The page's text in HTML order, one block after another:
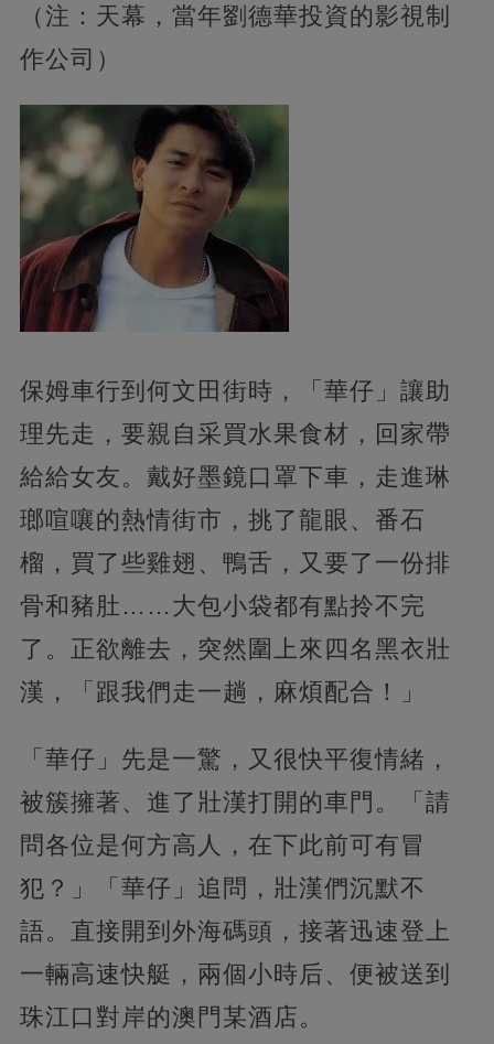
（注：天幕，當年劉德華投資的影視制
作公司）
保姆車行到何文田街時，「華仔」讓助
理先走，要親自采買水果食材，回家帶
給給女友。戴好墨鏡口罩下車，走進琳
瑯喧嚷的熱情街市，挑了龍眼、番石
榴，買了些雞翅、鴨舌，又要了一份排
骨和豬肚……大包小袋都有點拎不完
了。正欲離去，突然圍上來四名黑衣壯
漢，「跟我們走一趟，麻煩配合！」
「華仔」先是一驚，又很快平復情緒，
被簇擁著、進了壯漢打開的車門。「請
問各位是何方高人，在下此前可有冒
犯？」「華仔」追問，壯漢們沉默不
語。直接開到外海碼頭，接著迅速登上
一輛高速快艇，兩個小時后、便被送到
珠江口對岸的澳門某酒店。